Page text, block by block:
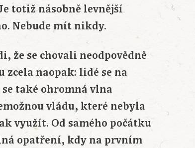
totiž násobně levnější
Nebude mít nikdy.
že se chovali neodpovědně
zcela naopak: lidé se na
také ohromná vlna
vládu, které nebyla
využít. Od samého počátku
opatření, kdy na prvním